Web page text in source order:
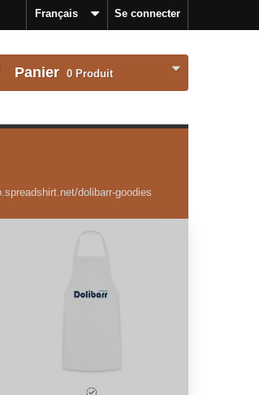
Se connecter
Français
Panier 0 Produit
dolibarr-goodies